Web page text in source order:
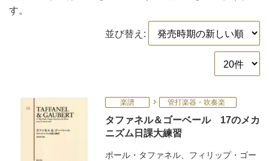
す。
並び替え:
楽譜 管打楽器・吹奏楽
タファネル＆ゴーベール 17のメカ
ニズム日課大練習
ポール・タファネル
フィリップ・ゴー